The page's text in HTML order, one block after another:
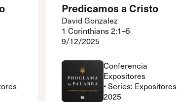
Predicamos a Cristo
David Gonzalez
1 Corinthians 2:1–5
9/12/2025
Conferencia
Expositores
• Series: Expositores
2025